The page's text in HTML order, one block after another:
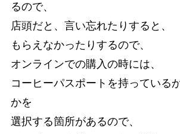
るので、
店頭だと、言い忘れたりすると、
もらえなかったりするので、
オンラインでの購入の時には、
コーヒーパスポートを持っている
かを
選択する箇所があるので、